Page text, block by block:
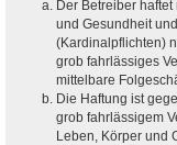
Der Betreiber
und Gesundheit
(Kardinalpflichten)
grob fahrlässiges
mittelbare
Die Haftung ist
grob fahrlässigem
Leben, Körper und